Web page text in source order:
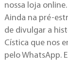
nossa loja online.
Ainda na pré-
de divulgar a
Cística que nos
pelo WhatsApp.